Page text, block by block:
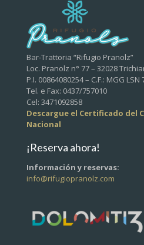
Bar-Trattoria “Rifugio Pranolz”
Loc. Pranolz n° 77 – 32028
P.I. 00864080254 – C.F.: MGG LSN
Tel. e Fax: 0437/757010
Cel: 3471092858
Descargue el Certificado del
Nacional
¡Reserva ahora!
Información y reservas:
info@rifugiopranolz.com